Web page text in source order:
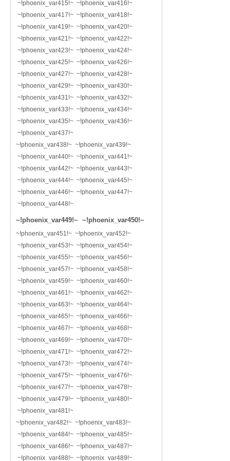
~!phoenix_var415!~ ~!phoenix_var416!~
~!phoenix_var417!~ ~!phoenix_var418!~
~!phoenix_var419!~ ~!phoenix_var420!~
~!phoenix_var421!~ ~!phoenix_var422!~
~!phoenix_var423!~ ~!phoenix_var424!~
~!phoenix_var425!~ ~!phoenix_var426!~
~!phoenix_var427!~ ~!phoenix_var428!~
~!phoenix_var429!~ ~!phoenix_var430!~
~!phoenix_var431!~ ~!phoenix_var432!~
~!phoenix_var433!~ ~!phoenix_var434!~
~!phoenix_var435!~ ~!phoenix_var436!~
~!phoenix_var437!~
~!phoenix_var438!~ ~!phoenix_var439!~
~!phoenix_var440!~ ~!phoenix_var441!~
~!phoenix_var442!~ ~!phoenix_var443!~
~!phoenix_var444!~ ~!phoenix_var445!~
~!phoenix_var446!~ ~!phoenix_var447!~
~!phoenix_var448!~
~!phoenix_var449!~ ~!phoenix_var450!~
~!phoenix_var451!~ ~!phoenix_var452!~
~!phoenix_var453!~ ~!phoenix_var454!~
~!phoenix_var455!~ ~!phoenix_var456!~
~!phoenix_var457!~ ~!phoenix_var458!~
~!phoenix_var459!~ ~!phoenix_var460!~
~!phoenix_var461!~ ~!phoenix_var462!~
~!phoenix_var463!~ ~!phoenix_var464!~
~!phoenix_var465!~ ~!phoenix_var466!~
~!phoenix_var467!~ ~!phoenix_var468!~
~!phoenix_var469!~ ~!phoenix_var470!~
~!phoenix_var471!~ ~!phoenix_var472!~
~!phoenix_var473!~ ~!phoenix_var474!~
~!phoenix_var475!~ ~!phoenix_var476!~
~!phoenix_var477!~ ~!phoenix_var478!~
~!phoenix_var479!~ ~!phoenix_var480!~
~!phoenix_var481!~
~!phoenix_var482!~ ~!phoenix_var483!~
~!phoenix_var484!~ ~!phoenix_var485!~
~!phoenix_var486!~ ~!phoenix_var487!~
~!phoenix_var488!~ ~!phoenix_var489!~